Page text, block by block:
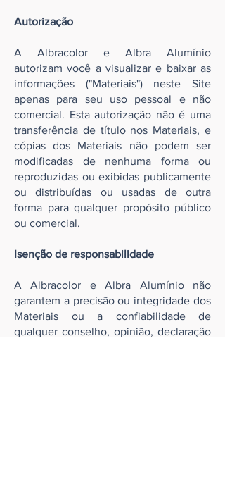
Autorização
A Albracolor e Albra Alumínio
autorizam você a visualizar e baixar as
informações ("Materiais") neste Site
apenas para seu uso pessoal e não
comercial. Esta autorização não é uma
transferência de título nos Materiais, e
cópias dos Materiais não podem ser
modificadas de nenhuma forma ou
reproduzidas ou exibidas publicamente
ou distribuídas ou usadas de outra
forma para qualquer propósito público
ou comercial.
Isenção de responsabilidade
A Albracolor e Albra Alumínio não
garantem a precisão ou integridade dos
Materiais ou a confiabilidade de
qualquer conselho, opinião, declaração